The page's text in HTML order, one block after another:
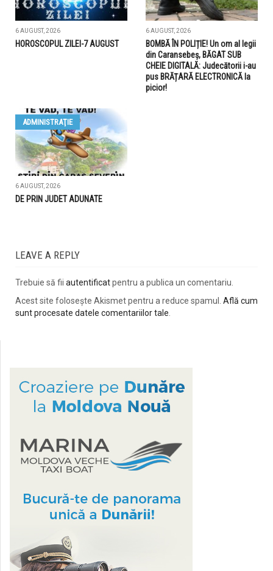
6 AUGUST, 2026
HOROSCOPUL ZILEI-7 AUGUST
6 AUGUST, 2026
BOMBĂ ÎN POLIȚIE! Un om al legii
din Caransebeș, BĂGAT SUB
CHEIE DIGITALĂ: Judecătorii i-au
pus BRĂȚARĂ ELECTRONICĂ la
picior!
ADMINISTRAŢIE
6 AUGUST, 2026
DE PRIN JUDET ADUNATE
LEAVE A REPLY
Trebuie să fii autentificatpentru a publica un comentariu.
Acest site folosește Akismet pentru a reduce spamul. Află cum
sunt procesate datele comentariilor tale.